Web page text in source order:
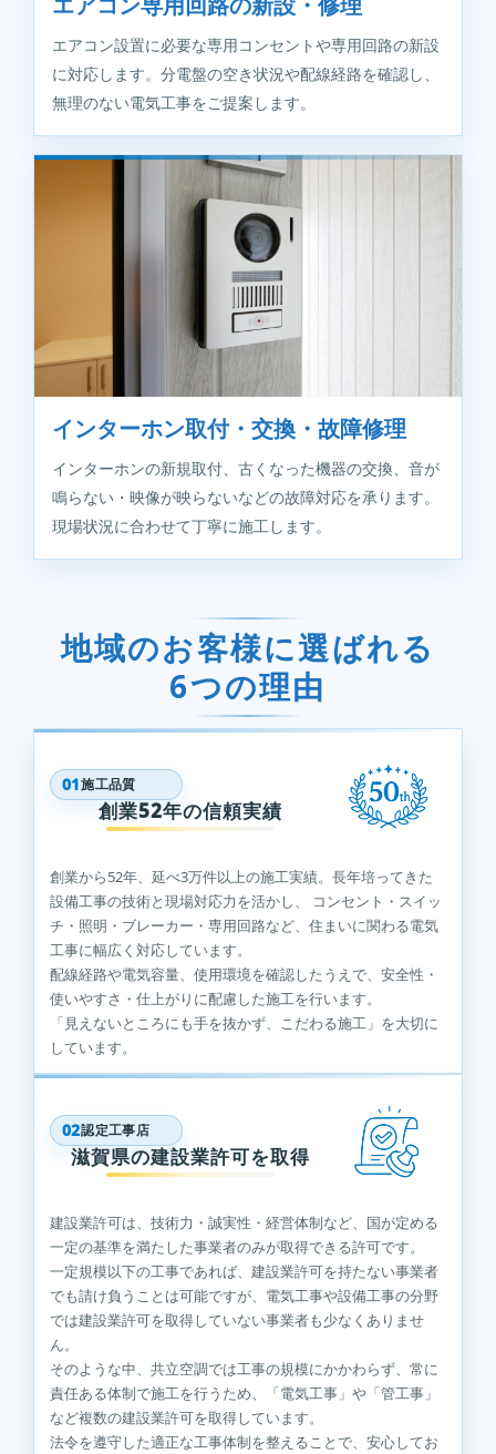
エアコン設置に必要な専用コンセントや専用回路の新設
に対応します。分電盤の空き状況や配線経路を確認し、
無理のない電気工事をご提案します。
インターホン取付・交換・故障修理
インターホンの新規取付、古くなった機器の交換、音が
鳴らない・映像が映らないなどの故障対応を承ります。
現場状況に合わせて丁寧に施工します。
地域のお客様に選ばれる
6つの理由
01施工品質
創業52年の信頼実績
創業から52年、延べ3万件以上の施工実績。長年培ってきた
設備工事の技術と現場対応力を活かし、 コンセント・スイッ
チ・照明・ブレーカー・専用回路など、住まいに関わる電気
工事に幅広く対応しています。
配線経路や電気容量、使用環境を確認したうえで、安全性・
使いやすさ・仕上がりに配慮した施工を行います。
「見えないところにも手を抜かず、こだわる施工」を大切に
しています。
02認定工事店
滋賀県の建設業許可を取得
建設業許可は、技術力・誠実性・経営体制など、国が定める
一定の基準を満たした事業者のみが取得できる許可です。
一定規模以下の工事であれば、建設業許可を持たない事業者
でも請け負うことは可能ですが、電気工事や設備工事の分野
では建設業許可を取得していない事業者も少なくありませ
ん。
そのような中、共立空調では工事の規模にかかわらず、常に
責任ある体制で施工を行うため、「電気工事」や「管工事」
など複数の建設業許可を取得しています。
法令を遵守した適正な工事体制を整えることで、安心してお